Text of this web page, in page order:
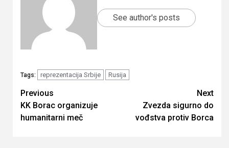
See author's posts
Tags: reprezentacija Srbije Rusija
Continue
Reading
Previous
KK Borac organizuje
humanitarni meč
Next
Zvezda sigurno do
vođstva protiv Borca